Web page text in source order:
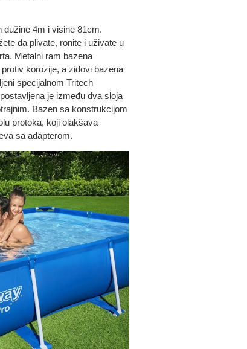
dužine 4m i visine 81cm.
da plivate, ronite i uživate u
Metalni ram bazena
korozije, a zidovi bazena
specijalnom Tritech
je između dva sloja
Bazen sa konstrukcijom
protoka, koji olakšava
sa adapterom.